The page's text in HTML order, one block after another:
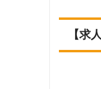
【求